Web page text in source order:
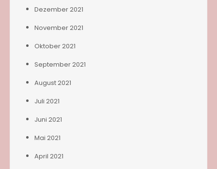
Dezember 2021
November 2021
Oktober 2021
September 2021
August 2021
Juli 2021
Juni 2021
Mai 2021
April 2021